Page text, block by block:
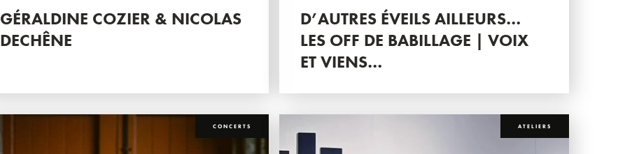
GÉRALDINE COZIER & NICOLAS
DECHÊNE
D’AUTRES ÉVEILS AILLEURS…
LES OFF DE BABILLAGE | VOIX
ET VIENS…
CONCERTS ATELIERS